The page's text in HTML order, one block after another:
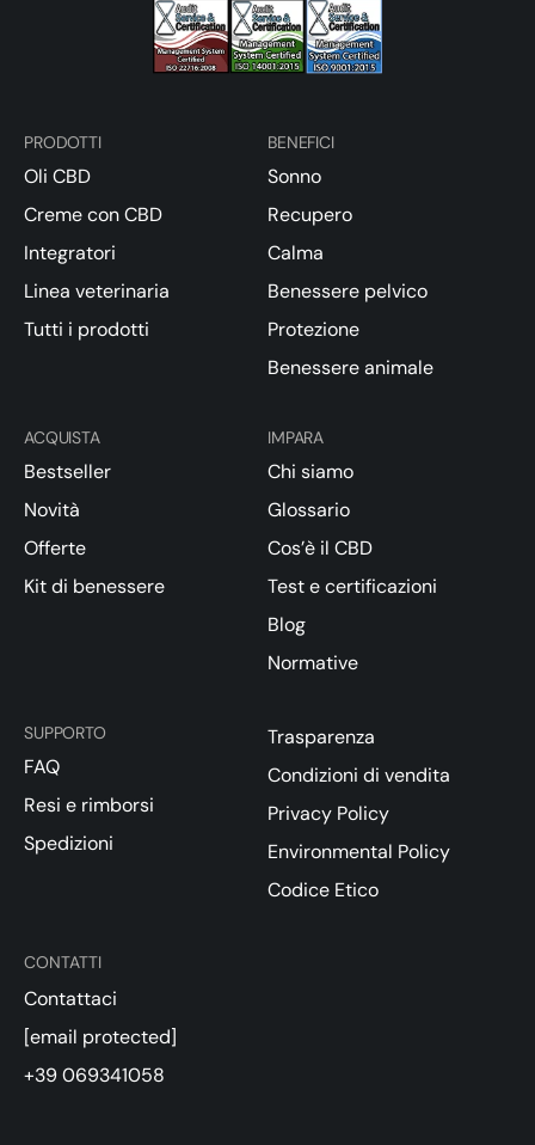
PRODOTTI
Oli CBD
Creme con CBD
Integratori
Linea veterinaria
Tutti i prodotti
BENEFICI
Sonno
Recupero
Calma
Benessere pelvico
Protezione
Benessere animale
ACQUISTA
Bestseller
Novità
Offerte
Kit di benessere
IMPARA
Chi siamo
Glossario
Cos’è il CBD
Test e certificazioni
Blog
Normative
CONTATTI
Contattaci
[email protected]
+39 069341058
SUPPORTO
FAQ
Resi e rimborsi
Spedizioni
Trasparenza
Condizioni di vendita
Privacy Policy
Environmental Policy
Codice Etico